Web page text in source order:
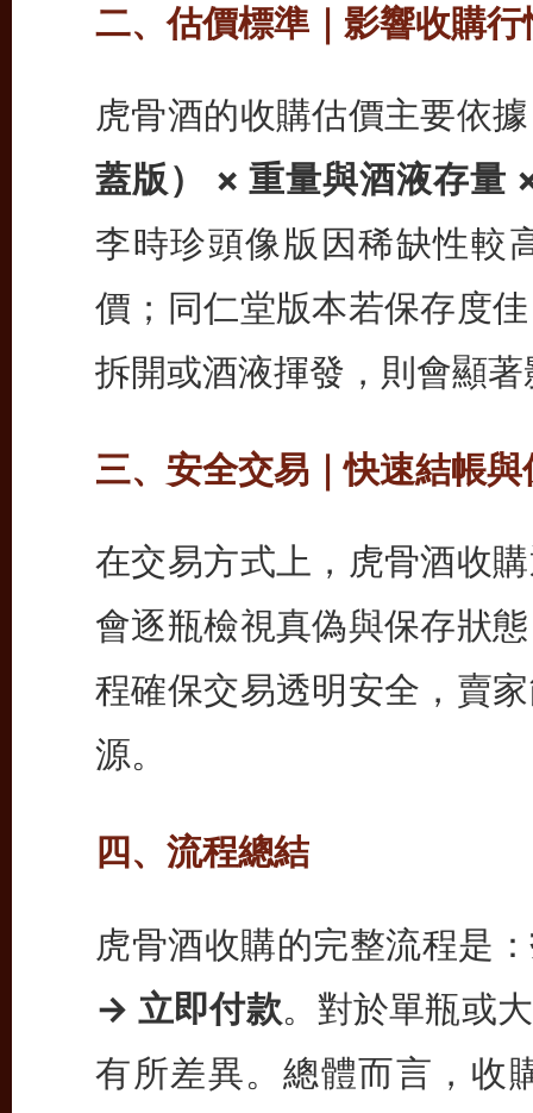
二、估價標準｜影響收購
虎骨酒的收購估價主要依
蓋版） × 重量與酒液存量
李時珍頭像版因稀缺性較
價；同仁堂版本若保存度
拆開或酒液揮發，則會顯
三、安全交易｜快速結帳
在交易方式上，虎骨酒收
會逐瓶檢視真偽與保存狀
程確保交易透明安全，賣
源。
四、流程總結
虎骨酒收購的完整流程是：
→ 立即付款。對於單瓶或
有所差異。總體而言，收